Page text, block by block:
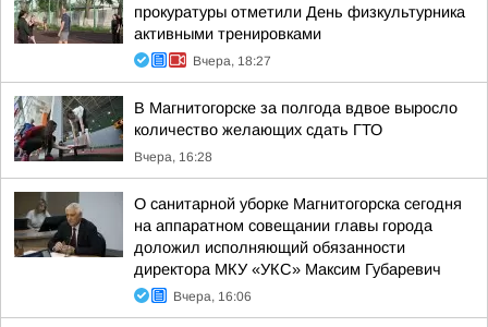
прокуратуры отметили День физкультурника
активными тренировками
Вчера, 18:27
В Магнитогорске за полгода вдвое выросло
количество желающих сдать ГТО
Вчера, 16:28
О санитарной уборке Магнитогорска сегодня
на аппаратном совещании главы города
доложил исполняющий обязанности
директора МКУ «УКС» Максим Губаревич
Вчера, 16:06